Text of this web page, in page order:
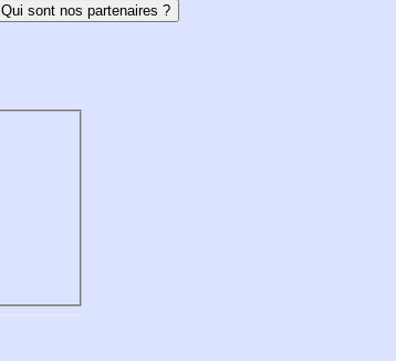
Qui sont nos partenaires ?